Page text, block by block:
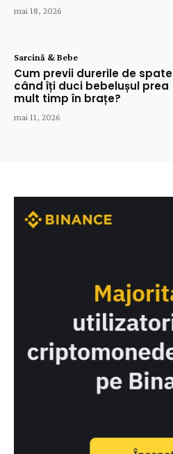
mai 18, 2026
Sarcină & Bebe
Cum previi durerile de spate
când îți duci bebelușul prea
mult timp în brațe?
mai 11, 2026